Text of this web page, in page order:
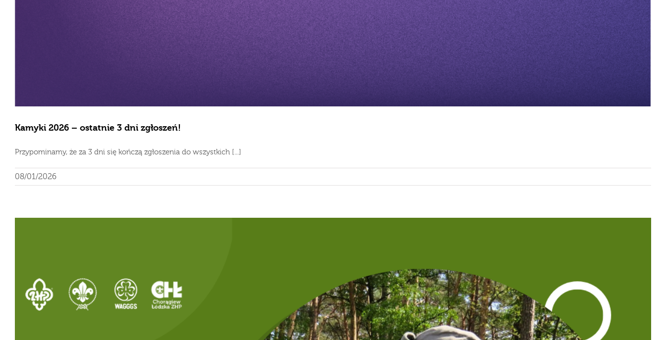
Kamyki 2026 – ostatnie 3 dni zgłoszeń!
Przypominamy, że za 3 dni się kończą zgłoszenia do wszystkich [...]
08/01/2026